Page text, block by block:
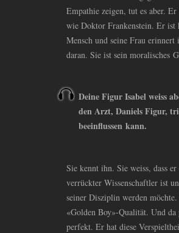
Empathie zeigen, tut es aber.
wie Doktor Frankenstein. Er ist
Mensch und seine Frau erinnert
daran. Sie ist sein moralisches
Deine Figur Isabel weiss
den Arzt, Daniels Figur,
beeinflussen kann.
Sie kennt ihn. Sie weiss, dass er
verrückter Wissenschaftler ist
seiner Disziplin werden
«Golden Boy»-Qualität. Und da
perfekt. Er hat diese